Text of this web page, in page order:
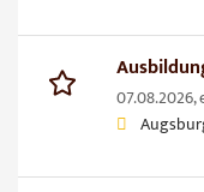
07.08.2026,